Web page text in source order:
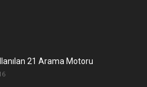
21 Arama Motoru